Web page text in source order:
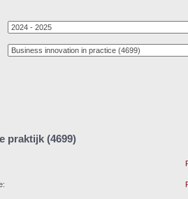
praktijk (4699)